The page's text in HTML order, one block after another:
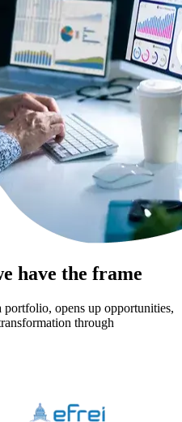
have the frame
opens up opportunities,
through